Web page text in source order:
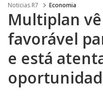
Noticias R7 Economia
Multiplan
favorável
e está